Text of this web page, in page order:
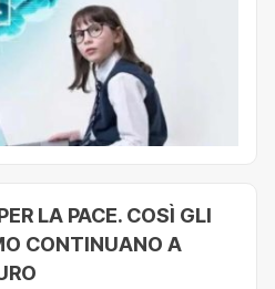
LA PACE. COSÌ GLI
CONTINUANO A